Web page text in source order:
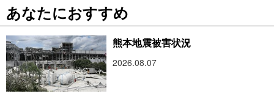
あなたにおすすめ
熊本地震被害状況
2026.08.07